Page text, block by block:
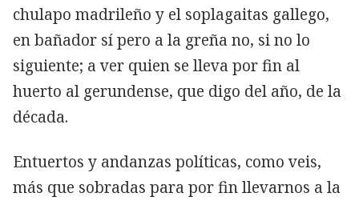
chulapo madrileño y el soplagaitas gallego,
en bañador sí pero a la greña no, si no lo
siguiente; a ver quien se lleva por fin al
huerto al gerundense, que digo del año, de la
década.
Entuertos y andanzas políticas, como veis,
más que sobradas para por fin llevarnos a la